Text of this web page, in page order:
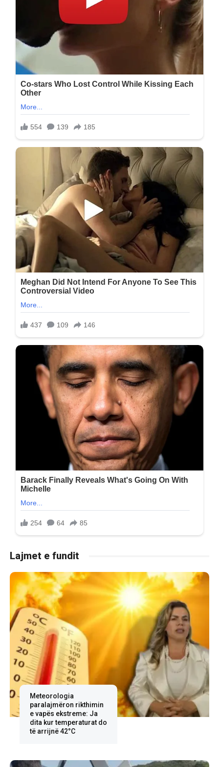
Lajmet e fundit
Meteorologia
paralajmëron rikthimin
e vapës ekstreme: Ja
dita kur temperaturat do
të arrijnë 42°C